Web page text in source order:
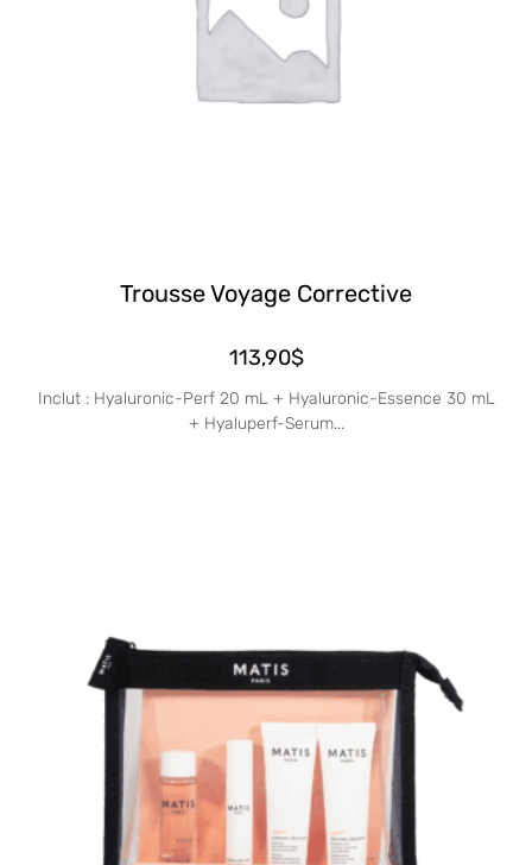
Trousse Voyage Corrective
113,90$
Inclut : Hyaluronic-Perf 20 mL + Hyaluronic-Essence 30 mL
+ Hyaluperf-Serum...